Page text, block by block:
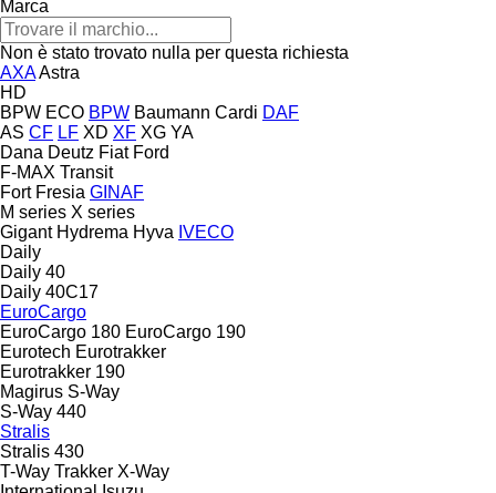
Marca
Non è stato trovato nulla per questa richiesta
AXAAstra
HD
BPW ECO BPW Baumann Cardi DAF
AS CF LF XD XF XG YA
Dana Deutz Fiat Ford
F-MAX Transit
Fort Fresia GINAF
M series X series
Gigant Hydrema Hyva IVECO
Daily
Daily 40
Daily 40C17
EuroCargo
EuroCargo 180 EuroCargo 190
Eurotech Eurotrakker
Eurotrakker 190
Magirus S-Way
S-Way 440
Stralis
Stralis 430
T-Way Trakker X-Way